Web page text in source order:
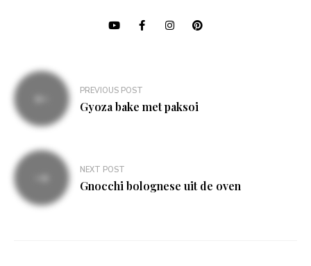
Bericht
navigatie
PREVIOUS POST
Gyoza bake met paksoi
NEXT POST
Gnocchi bolognese uit de oven